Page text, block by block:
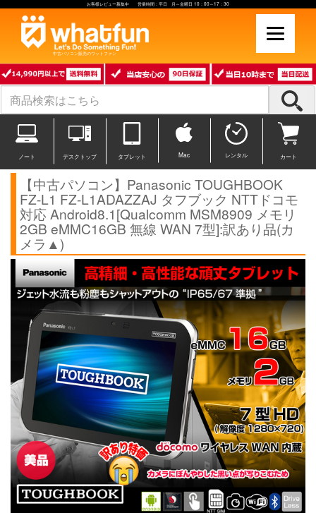
お客様レビュー募集中 営業時間：平日 月～金曜日 10：00～17：30
中古パソコン販売のワットファン
ノート デスクトップ タブレット Mac レンタル カート
【中古パソコン】Panasonic TOUGHBOOK
FZ-L1 FZ-L1ADAZZAJ タフブック NTTドコモ
対応 Android8.1[Qualcomm MSM8909 メモリ
2GB eMMC16GB 無線 WAN 7型]:訳あり品(カ
メラ▲)